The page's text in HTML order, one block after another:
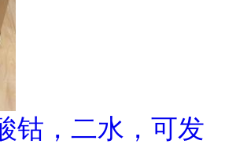
钴，二水，可发